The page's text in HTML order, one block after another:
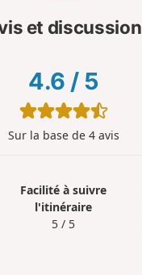
et discussion
4.6 / 5
Sur la base de 4 avis
Facilité à suivre
l'itinéraire
5 / 5